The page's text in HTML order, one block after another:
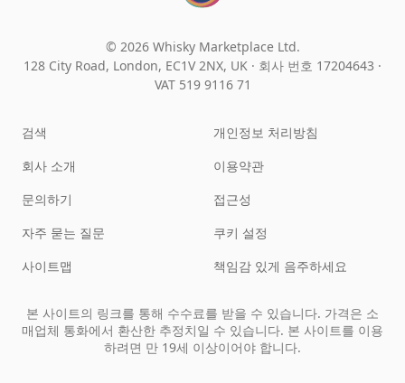
© 2026 Whisky Marketplace Ltd.
128 City Road, London, EC1V 2NX, UK · 회사 번호 17204643 ·
VAT 519 9116 71
검색
회사 소개
문의하기
자주 묻는 질문
사이트맵
개인정보 처리방침
이용약관
접근성
쿠키 설정
책임감 있게 음주하세요
본 사이트의 링크를 통해 수수료를 받을 수 있습니다. 가격은 소
매업체 통화에서 환산한 추정치일 수 있습니다. 본 사이트를 이용
하려면 만 19세 이상이어야 합니다.